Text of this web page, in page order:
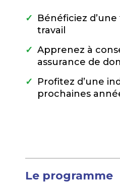
Bénéficiez
travail
Apprenez à
assurance de
Profitez d’une
prochaines
Le programme